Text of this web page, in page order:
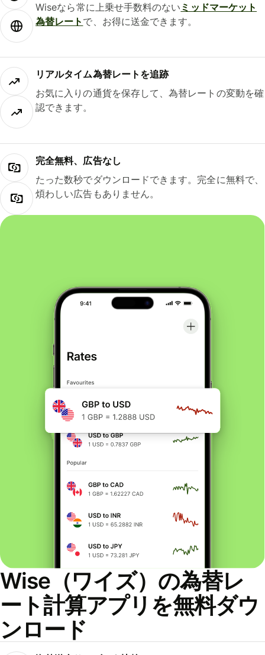
Wiseなら常に上乗せ手数料のない ミッドマーケット
為替レート で、お得に送金できます。
リアルタイム為替レートを追跡
お気に入りの通貨を保存して、為替レートの変動を確
認できます。
完全無料、広告なし
たった数秒でダウンロードできます。完全に無料で、
煩わしい広告もありません。
Wise（ワイズ）の為替レ
ート計算アプリを無料ダウ
ンロード